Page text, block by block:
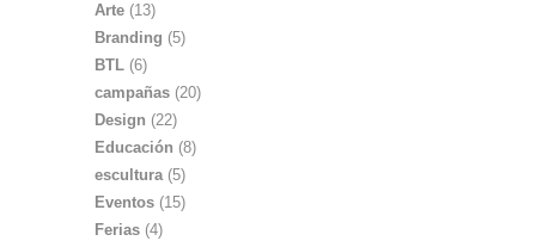
Arte (13)
Branding (5)
BTL (6)
campañas (20)
Design (22)
Educación (8)
escultura(5)
Eventos (15)
Ferias (4)